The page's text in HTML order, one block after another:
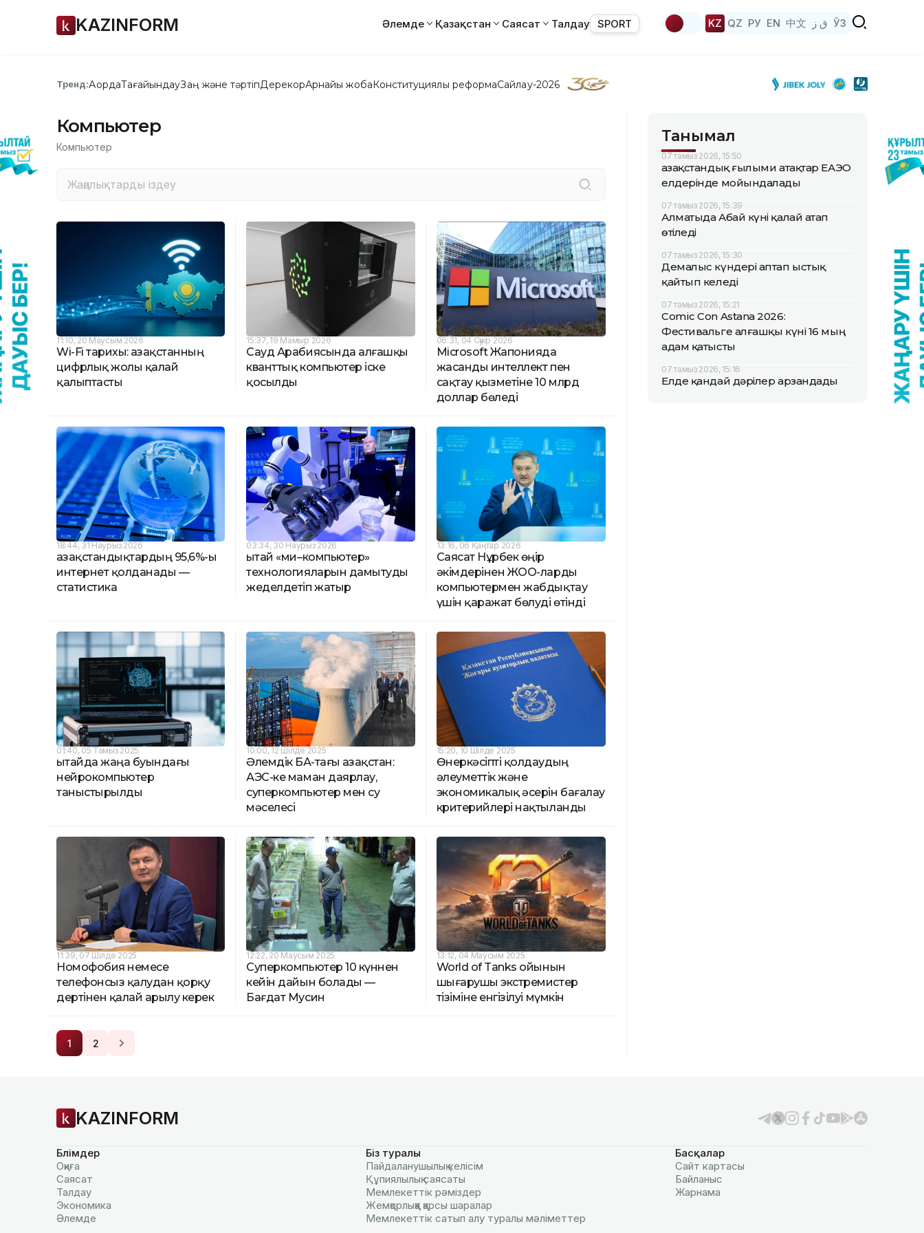
KAZINFORM Әлемде Қазақстан Саясат Талдау SPORT KZ QZ РУ EN 中文 ق ز ЎЗ
Тренд:АқордаТағайындауЗаң және тәртіпДерекқорАрнайы жобаКонституциялық реформаСайлау-2026
Компьютер
Компьютер
11:10, 20 Маусым 2026
Wi-Fi тарихы: Қазақстанның
цифрлық жолы қалай
қалыптасты
15:37, 19 Мамыр 2026
Сауд Арабиясында алғашқы
кванттық компьютер іске
қосылды
06:31, 04 Сәуір 2026
Microsoft Жапонияда
жасанды интеллект пен
сақтау қызметіне 10 млрд
доллар бөледі
18:44, 31 Наурыз 2026
Қазақстандықтардың 95,6%-ы
интернет қолданады —
статистика
03:34, 30 Наурыз 2026
Қытай «ми–компьютер»
технологияларын дамытуды
жеделдетіп жатыр
13:16, 06 Қаңтар 2026
Саясат Нұрбек өңір
әкімдерінен ЖОО-ларды
компьютермен жабдықтау
үшін қаражат бөлуді өтінді
01:40, 05 Тамыз 2025
Қытайда жаңа буындағы
нейрокомпьютер
таныстырылды
10:00, 12 Шілде 2025
Әлемдік БАҚ-тағы Қазақстан:
АЭС-ке маман даярлау,
суперкомпьютер мен су
мәселесі
15:20, 10 Шілде 2025
Өнеркәсіпті қолдаудың
әлеуметтік және
экономикалық әсерін бағалау
критерийлері нақтыланды
11:39, 07 Шілде 2025
Номофобия немесе
телефонсыз қалудан қорқу
дертінен қалай арылу керек
12:22, 20 Маусым 2025
Суперкомпьютер 10 күннен
кейін дайын болады —
Бағдат Мусин
13:12, 04 Маусым 2025
World of Tanks ойынын
шығарушы экстремистер
тізіміне енгізілуі мүмкін
1 2
Танымал
07 тамыз 2026, 15:50
Қазақстандық ғылыми атақтар ЕАЭО
елдерінде мойындалады
07 тамыз 2026, 15:39
Алматыда Абай күні қалай атап
өтіледі
07 тамыз 2026, 15:30
Демалыс күндері аптап ыстық
қайтып келеді
07 тамыз 2026, 15:21
Comic Con Astana 2026:
Фестивальге алғашқы күні 16 мың
адам қатысты
07 тамыз 2026, 15:16
Елде қандай дәрілер арзандады
KAZINFORM
Бөлімдер
Оқиға
Саясат
Талдау
Экономика
Әлемде
Біз туралы
Пайдаланушылық келiciм
Құпиялылық саясаты
Мемлекеттік рәміздер
Жемқорлыққа қарсы шаралар
Мемлекеттік сатып алу туралы мәлiметтер
Басқалар
Сайт картасы
Байланыс
Жарнама